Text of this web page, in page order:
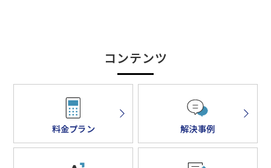
コンテンツ
料金プラン 解決事例